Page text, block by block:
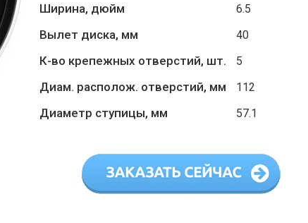
Ширина, дюйм 6.5
Вылет диска, мм 40
К-во крепежных отверстий, шт. 5
Диам. располож. отверстий, мм 112
Диаметр ступицы, мм 57.1